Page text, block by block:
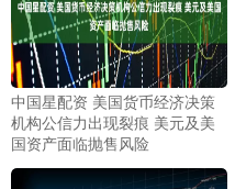
中国星配资 美国货币经济决策
机构公信力出现裂痕 美元及美
国资产面临抛售风险